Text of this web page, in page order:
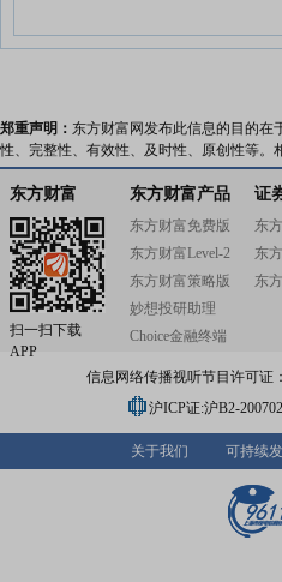
郑重声明： 东方财富网发布此信息的目的在
性、完整性、有效性、及时性、原创性等
东方财富
扫一扫下载
APP
东方财富产品
东方财富免费版
东方财富Level-2
东方财富策略版
妙想投研助理
Choice金融终端
证
东
东
东
信息网络传播视听节目许可证
沪ICP证:沪B2-
关于我们 可持续